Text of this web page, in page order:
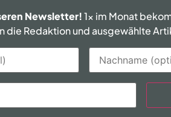
Newsletter!1x im Monat
die Redaktion und ausgewählte